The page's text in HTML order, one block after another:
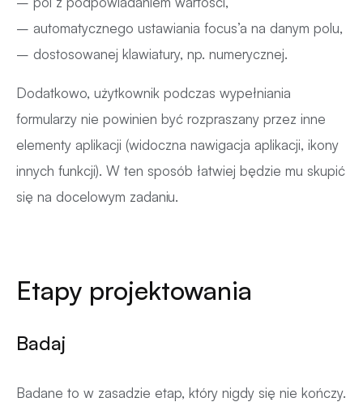
– automatycznego ustawiania focus’a na danym polu,
– dostosowanej klawiatury, np. numerycznej.
Dodatkowo, użytkownik podczas wypełniania
formularzy nie powinien być rozpraszany przez inne
elementy aplikacji (widoczna nawigacja aplikacji, ikony
innych funkcji). W ten sposób łatwiej będzie mu skupić
się na docelowym zadaniu.
Etapy projektowania
Badaj
Badane to w zasadzie etap, który nigdy się nie kończy.